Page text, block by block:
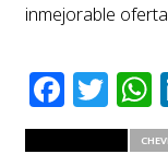
inmejorable